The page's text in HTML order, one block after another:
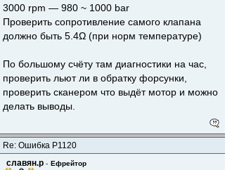
3000 rpm — 980 ~ 1000 bar
Проверить сопротивление самого клапана
должно быть 5.4Ω (при норм температуре)
По большому счёту там диагностики на час,
проверить льют ли в обратку форсунки,
проверить сканером что выдёт мотор и можно
делать выводы.
Re: Ошибка Р1120
славян.р - Ефрейтор